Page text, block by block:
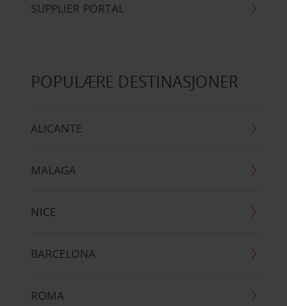
SUPPLIER PORTAL
POPULÆRE DESTINASJONER
ALICANTE
MALAGA
NICE
BARCELONA
ROMA